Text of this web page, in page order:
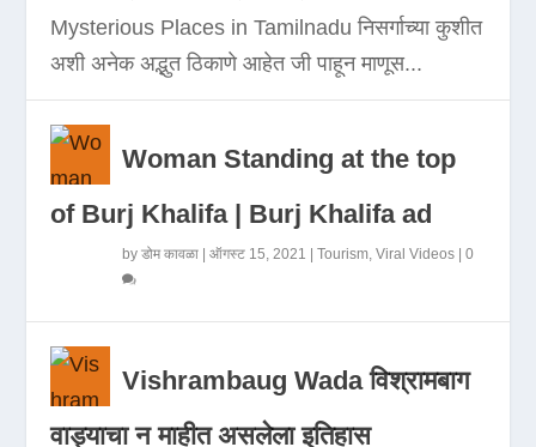
Mysterious Places in Tamilnadu निसर्गाच्या कुशीत
अशी अनेक अद्भुत ठिकाणे आहेत जी पाहून माणूस...
Woman Standing at the top
of Burj Khalifa | Burj Khalifa ad
byडोम कावळा |ऑगस्ट 15, 2021 |Tourism ,Viral Videos |0
Vishrambaug Wada विश्रामबाग
वाड्याचा न माहीत असलेला इतिहास